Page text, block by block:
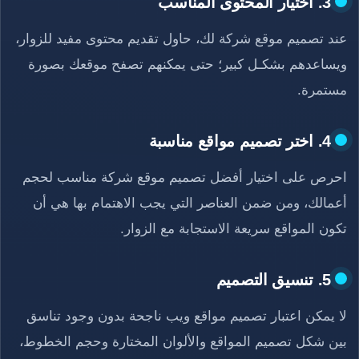
عند تصميم موقع شركة لك، حاول تقديم محتوى مفيد للزوار،
ويساعدهم بشكـل كبير؛ حتى يمكنهم تصفح موقعك بصورة
مستمرة.
4. اختر تصميم مواقع مناسبة
احرص على اختيار أفضل تصميم موقع شركة مناسب لحجم
أعمالك، ومن ضمن العناصر التي يجب الاهتمام بها هي أن
تكون المواقع سريعة الاستجابة مع الزوار.
5. تنسيق التصميم
لا يمكن اعتبار تصميم مواقع ويب ناجحة بدون وجود تناسق
بين شكل تصميم المواقع والألوان المختارة وحجم الخطوط،